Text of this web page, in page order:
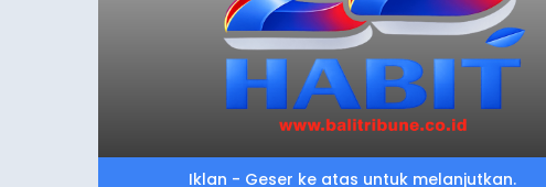
Iklan - Geser ke atas untuk melanjutkan.